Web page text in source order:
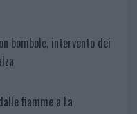
bombole, intervento dei
fiamme a La